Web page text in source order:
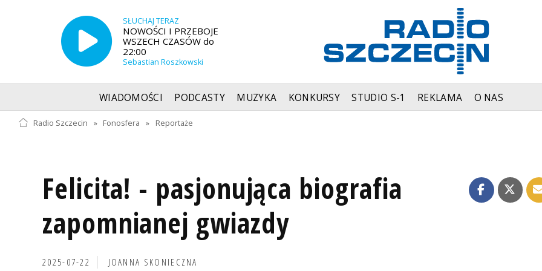
SŁUCHAJ TERAZ
NOWOŚCI I PRZEBOJE
WSZECH CZASÓW do
22:00
Sebastian Roszkowski
WIADOMOŚCI PODCASTY MUZYKA KONKURSY STUDIO S-1 REKLAMA O NAS
Radio Szczecin » Fonosfera » Reportaże
Felicita! - pasjonująca biografia
zapomnianej gwiazdy
2025-07-22 JOANNA SKONIECZNA